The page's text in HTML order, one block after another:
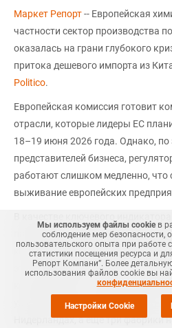
Маркет Репорт-- Европейская
частности сектор производства
оказалась на грани глубокого
притока дешевого импорта из
Politico.
Европейская комиссия готовит
отрасли, которые лидеры ЕС
18–19 июня 2026 года. Однако,
представителей бизнеса,
работают слишком медленно, что
выживание европейских
приводится ситуация вокруг
которая ранее занимала второе
этого полимера в Европе. Из-за
конкуренции со стороны
уже остановила производство на
Нидерландах, а еще три фабрики
Мы используем файлы cookieв
соблюдение мер безопасности,
пользовательского опыта при
статистики посещения ресурса и
Репорт Компани”. Более
использования файлов cookie вы
Настройки Cookie